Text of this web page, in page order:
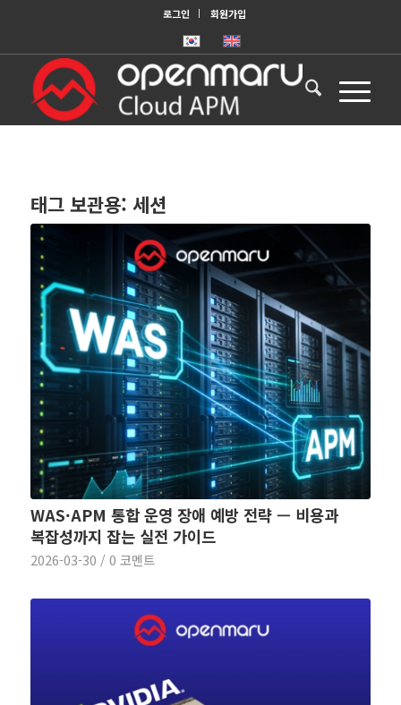
로그인 회원가입
태그 보관용: 세션
WAS·APM 통합 운영 장애 예방 전략 — 비용과
복잡성까지 잡는 실전 가이드
2026-03-30 / 0 코멘트